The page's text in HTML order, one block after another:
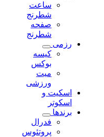
ساعت
شطرنج
صفحه
شطرنج
رزمی
کیسه
بوکس
میت
ورزشی
اسکیت و
اسکوتر
برندها
فدرال
پروتئوس